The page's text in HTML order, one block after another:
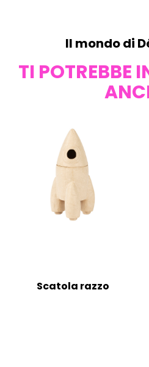
Il mondo di
TI POTREBBE
Scatola razzo